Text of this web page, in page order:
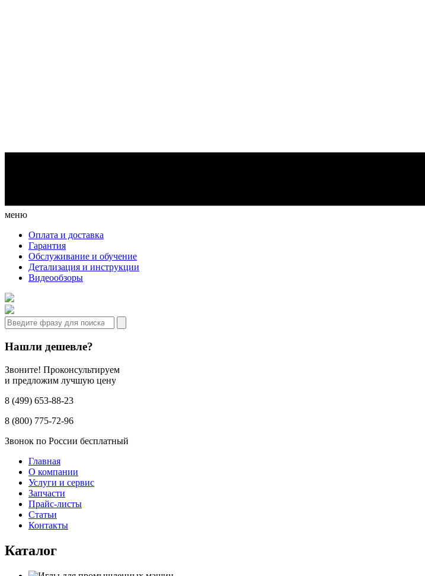
меню
Оплата и доставка
Гарантия
Обслуживание и обучение
Детализация и инструкции
Видеообзоры
Нашли дешевле?
Звоните! Проконсультируем
и предложим лучшую цену
8 (499) 653-88-23
8 (800) 775-72-96
Звонок по России бесплатный
Главная
О компании
Услуги и сервис
Запчасти
Прайс-листы
Статьи
Контакты
Каталог